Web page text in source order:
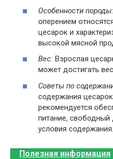
Особенности породы:
оперением
цесарок и
высокой мясной
Вес: Взрослая
может достигать
Советы по
содержания
рекомендуется
питание,
условия содержания.
Полезная информация